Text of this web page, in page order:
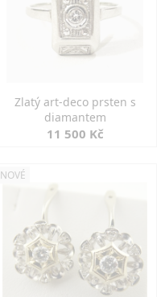
Zlatý art-deco prsten s
diamantem
11 500 Kč
NOVÉ